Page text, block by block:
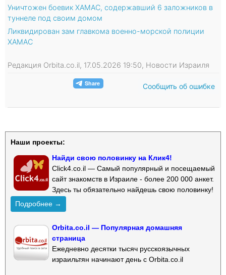
Уничтожен боевик ХАМАС, содержавший 6 заложников в
туннеле под своим домом
Ликвидирован зам главкома военно-морской полиции
ХАМАС
Редакция Orbita.co.il, 17.05.2026 19:50, Новости Израиля
Сообщить об ошибке
Наши проекты:
Найди свою половинку на Клик4!
Click4.co.il — Самый популярный и посещаемый
сайт знакомств в Израиле - более 200 000 анкет.
Здесь ты обязательно найдешь свою половинку!
Подробнее →
Orbita.co.il — Популярная домашняя
страница
Ежедневно десятки тысяч русскоязычных
израильтян начинают день с Orbita.co.il